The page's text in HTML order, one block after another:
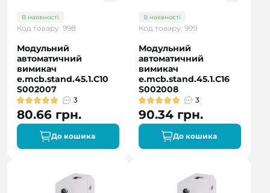
В наявності
Код товару: 998
Модульний
автоматичний
вимикач
e.mcb.stand.45.1.C10
S002007
3
80.66 грн.
До кошика
В наявності
Код товару: 999
Модульний
автоматичний
вимикач
e.mcb.stand.45.1.C16
S002008
3
90.34 грн.
До кошика